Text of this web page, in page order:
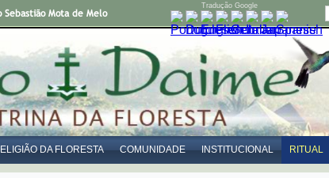
DA FLORESTA COMUNIDADE INSTITUCIONAL RITUAL
Sebastião Mota de Melo
Tradução Google